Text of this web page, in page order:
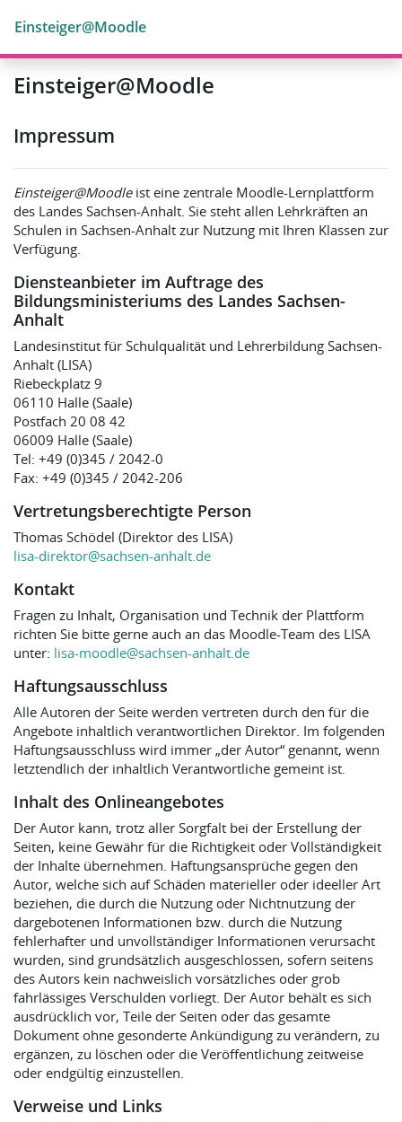
Einsteiger@Moodle
Einsteiger@Moodle
Impressum
Einsteiger@Moodleist eine zentrale Moodle-Lernplattform
des Landes Sachsen-Anhalt. Sie steht allen Lehrkräften an
Schulen in Sachsen-Anhalt zur Nutzung mit Ihren Klassen zur
Verfügung.
Diensteanbieter im Auftrage des
Bildungsministeriums des Landes Sachsen-
Anhalt
Landesinstitut für Schulqualität und Lehrerbildung Sachsen-
Anhalt (LISA)
Riebeckplatz 9
06110 Halle (Saale)
Postfach 20 08 42
06009 Halle (Saale)
Tel: +49 (0)345 / 2042-0
Fax: +49 (0)345 / 2042-206
Vertretungsberechtigte Person
Thomas Schödel (Direktor des LISA)
lisa-direktor@sachsen-anhalt.de
Kontakt
Fragen zu Inhalt, Organisation und Technik der Plattform
richten Sie bitte gerne auch an das Moodle-Team des LISA
unter: lisa-moodle@sachsen-anhalt.de
Haftungsausschluss
Alle Autoren der Seite werden vertreten durch den für die
Angebote inhaltlich verantwortlichen Direktor. Im folgenden
Haftungsausschluss wird immer „der Autor“ genannt, wenn
letztendlich der inhaltlich Verantwortliche gemeint ist.
Inhalt des Onlineangebotes
Der Autor kann, trotz aller Sorgfalt bei der Erstellung der
Seiten, keine Gewähr für die Richtigkeit oder Vollständigkeit
der Inhalte übernehmen. Haftungsansprüche gegen den
Autor, welche sich auf Schäden materieller oder ideeller Art
beziehen, die durch die Nutzung oder Nichtnutzung der
dargebotenen Informationen bzw. durch die Nutzung
fehlerhafter und unvollständiger Informationen verursacht
wurden, sind grundsätzlich ausgeschlossen, sofern seitens
des Autors kein nachweislich vorsätzliches oder grob
fahrlässiges Verschulden vorliegt. Der Autor behält es sich
ausdrücklich vor, Teile der Seiten oder das gesamte
Dokument ohne gesonderte Ankündigung zu verändern, zu
ergänzen, zu löschen oder die Veröffentlichung zeitweise
oder endgültig einzustellen.
Verweise und Links